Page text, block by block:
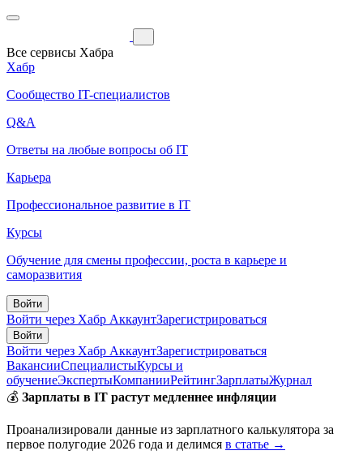
Все сервисы Хабра
Хабр
Сообщество IT-специалистов
Q&A
Ответы на любые вопросы об IT
Карьера
Профессиональное развитие в IT
Курсы
Обучение для смены профессии, роста в карьере и
саморазвития
Войти
Войти через Хабр АккаунтЗарегистрироваться
Войти
Войти через Хабр АккаунтЗарегистрироваться
ВакансииСпециалистыКурсы и
обучениеЭкспертыКомпанииРейтингЗарплатыЖурнал
💰 Зарплаты в IT растут медленнее инфляции
Проанализировали данные из зарплатного калькулятора за
первое полугодие 2026 года и делимся в статье →